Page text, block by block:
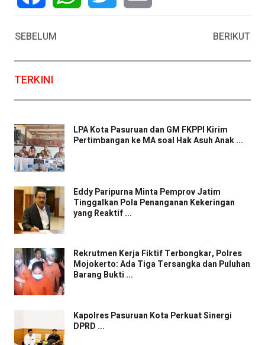
SEBELUM
BERIKUT
TERKINI
LPA Kota Pasuruan dan GM FKPPI Kirim
Pertimbangan ke MA soal Hak Asuh Anak ...
Eddy Paripurna Minta Pemprov Jatim
Tinggalkan Pola Penanganan Kekeringan
yang Reaktif ...
Rekrutmen Kerja Fiktif Terbongkar, Polres
Mojokerto: Ada Tiga Tersangka dan Puluhan
Barang Bukti ...
Kapolres Pasuruan Kota Perkuat Sinergi
DPRD ...